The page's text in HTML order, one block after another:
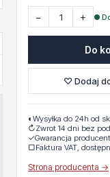
− + ●
Do
♡ Dodaj
◐ Wysyłka do 24h od
↻Zwrot 14 dni bez
✓Gwarancja
▢Faktura VAT,
Strona producenta →